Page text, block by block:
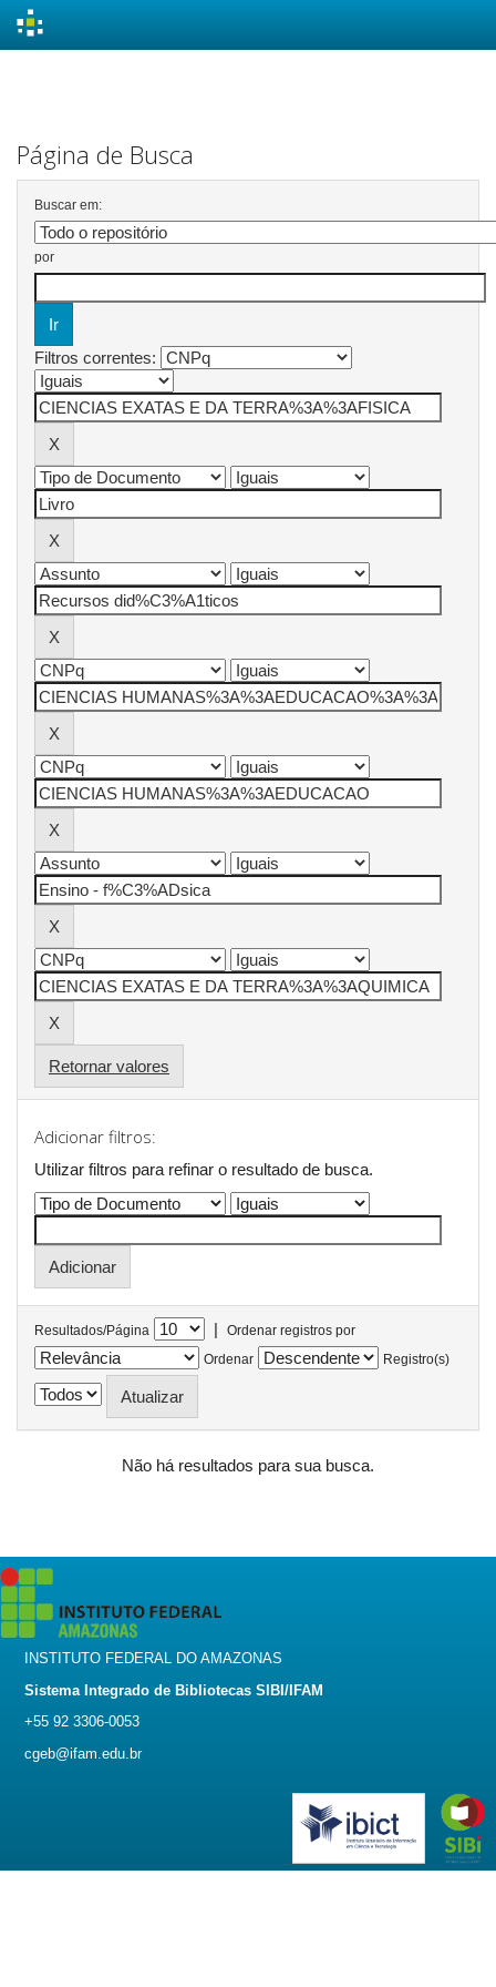
Página de Busca
Buscar em:
por
Filtros correntes:
Retornar valores
Adicionar filtros:
Utilizar filtros para refinar o resultado de busca.
Resultados/Página |
Ordenar registros por
Ordenar
Registro(s)
Não há resultados para sua busca.
INSTITUTO FEDERAL DO AMAZONAS
Sistema Integrado de Bibliotecas SIBI/IFAM
+55 92 3306-0053
cgeb@ifam.edu.br